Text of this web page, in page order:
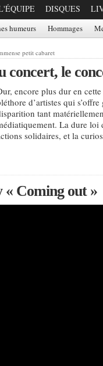
DISQUES
humeurs Hommages
petit cabaret
concert, le
encore plus dur en
d’artistes qui
tant
La dure loi
solidaires, et la
Coming out »